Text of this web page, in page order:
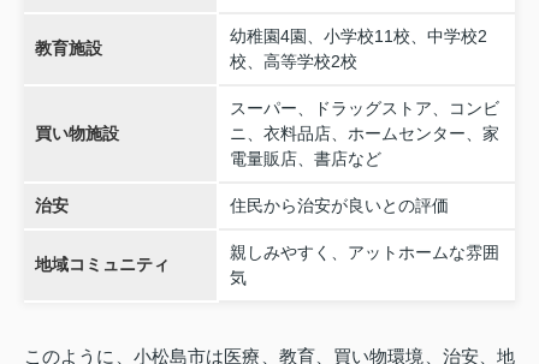
教育施設
幼稚園4園、小学校11校、中学校2
校、高等学校2校
買い物施設
スーパー、ドラッグストア、コンビ
ニ、衣料品店、ホームセンター、家
電量販店、書店など
治安 住民から治安が良いとの評価
地域コミュニティ
親しみやすく、アットホームな雰囲
気
このように、小松島市は医療、教育、買い物環境、治安、地